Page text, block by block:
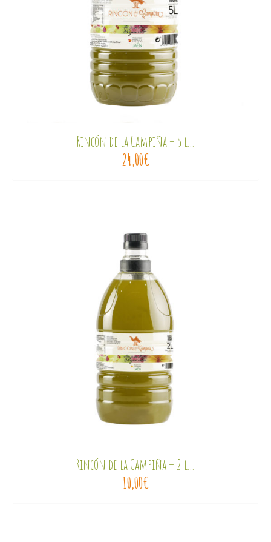
Rincón de la Campiña – 5 l...
24,00€
Rincón de la Campiña – 2 l...
10,00€